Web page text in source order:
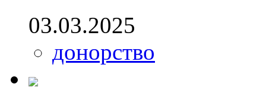
03.03.2025
донорство